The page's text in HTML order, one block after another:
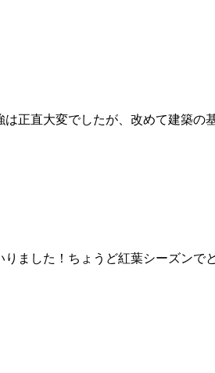
正直大変でしたが、改めて建築
ました！ちょうど紅葉シーズン